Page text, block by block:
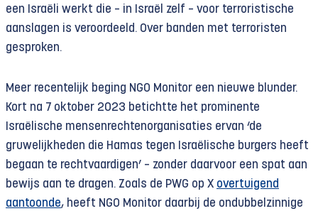
een Israëli werkt die – in Israël zelf – voor terroristische
aanslagen is veroordeeld. Over banden met terroristen
gesproken.
Meer recentelijk beging NGO Monitor een nieuwe blunder.
Kort na 7 oktober 2023 betichtte het prominente
Israëlische mensenrechtenorganisaties ervan ‘de
gruwelijkheden die Hamas tegen Israëlische burgers heeft
begaan te rechtvaardigen’ – zonder daarvoor een spat aan
bewijs aan te dragen. Zoals de PWG op X overtuigend
aantoonde, heeft NGO Monitor daarbij de ondubbelzinnige